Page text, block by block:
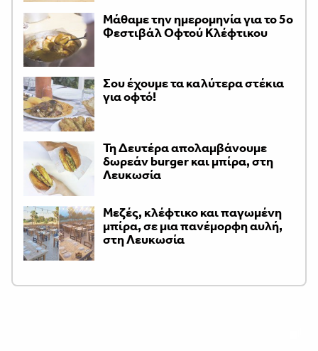
Μάθαμε την ημερομηνία για το 5ο
Φεστιβάλ Οφτού Κλέφτικου
Σου έχουμε τα καλύτερα στέκια
για οφτό!
Τη Δευτέρα απολαμβάνουμε
δωρεάν burger και μπίρα, στη
Λευκωσία
Μεζές, κλέφτικο και παγωμένη
μπίρα, σε μια πανέμορφη αυλή,
στη Λευκωσία